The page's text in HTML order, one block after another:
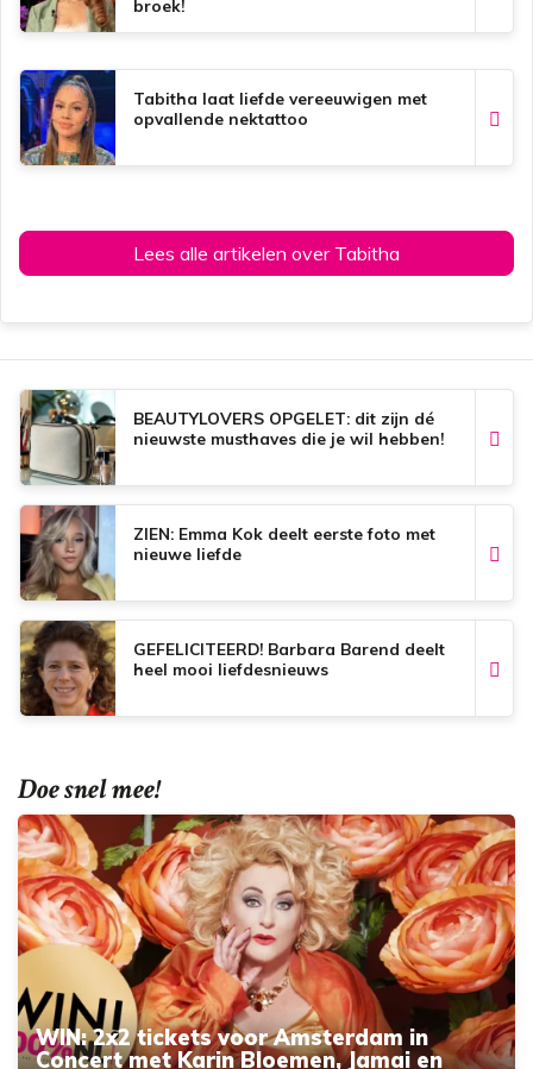
broek!
Tabitha laat liefde vereeuwigen met
opvallende nektattoo
Lees alle artikelen over Tabitha
BEAUTYLOVERS OPGELET: dit zijn dé
nieuwste musthaves die je wil hebben!
ZIEN: Emma Kok deelt eerste foto met
nieuwe liefde
GEFELICITEERD! Barbara Barend deelt
heel mooi liefdesnieuws
Doe snel mee!
WIN: 2x2 tickets voor Amsterdam in
Concert met Karin Bloemen, Jamai en